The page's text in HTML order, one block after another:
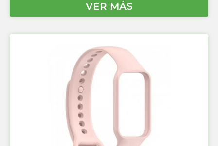
VER MÁS